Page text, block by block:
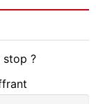
stop ?